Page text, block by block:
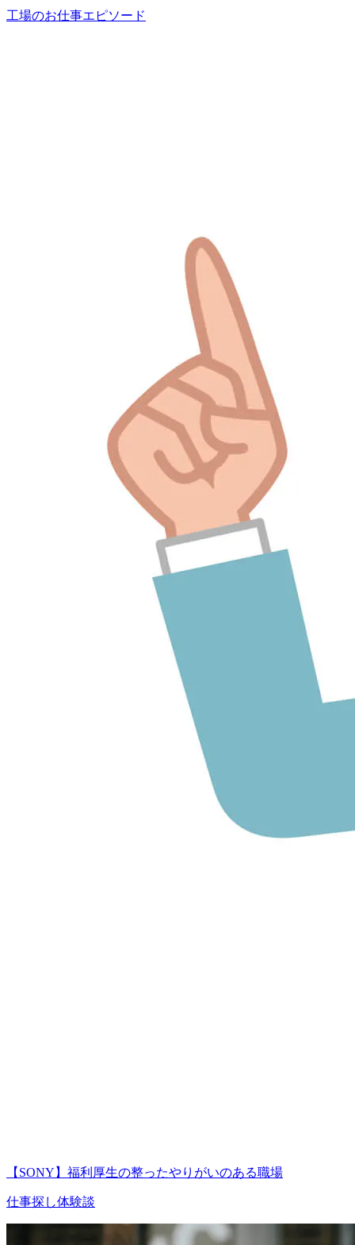
工場のお仕事エピソード
【SONY】福利厚生の整ったやりがいのある職場
仕事探し体験談